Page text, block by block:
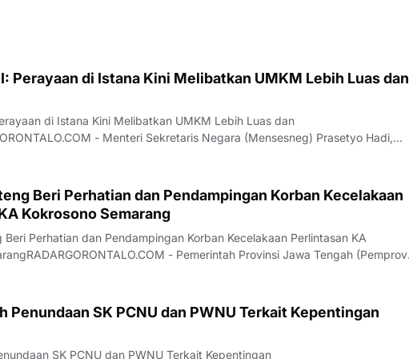
Perayaan di Istana Kini Melibatkan UMKM Lebih Luas dan
di Istana Kini Melibatkan UMKM Lebih Luas dan
- Menteri Sekretaris Negara (Mensesneg) Prasetyo Hadi,
resmi mengumumkan bahwa perayaan HUT ke-81 RI di Istana
Beri Perhatian dan Pendampingan Korban Kecelakaan
Kokrosono Semarang
Perhatian dan Pendampingan Korban Kecelakaan Perlintasan KA
- Pemerintah Provinsi Jawa Tengah (Pemprov
atensi serta pendampingan maksimal bagi para korban kecelakaan di
Penundaan SK PCNU dan PWNU Terkait Kepentingan
SK PCNU dan PWNU Terkait Kepentingan